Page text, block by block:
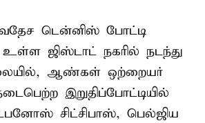
டென்னிஸ் போட்டி
உள்ள ஜிஸ்டாட் நகரில் நடந்து
ஆண்கள் ஒற்றையர்
இறுதிப்போட்டியில்
சிட்சிபாஸ், பெல்ஜிய